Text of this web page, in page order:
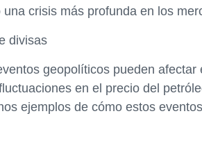
crisis más profunda en los
divisas
geopolíticos pueden
en el precio del
ejemplos de cómo estos